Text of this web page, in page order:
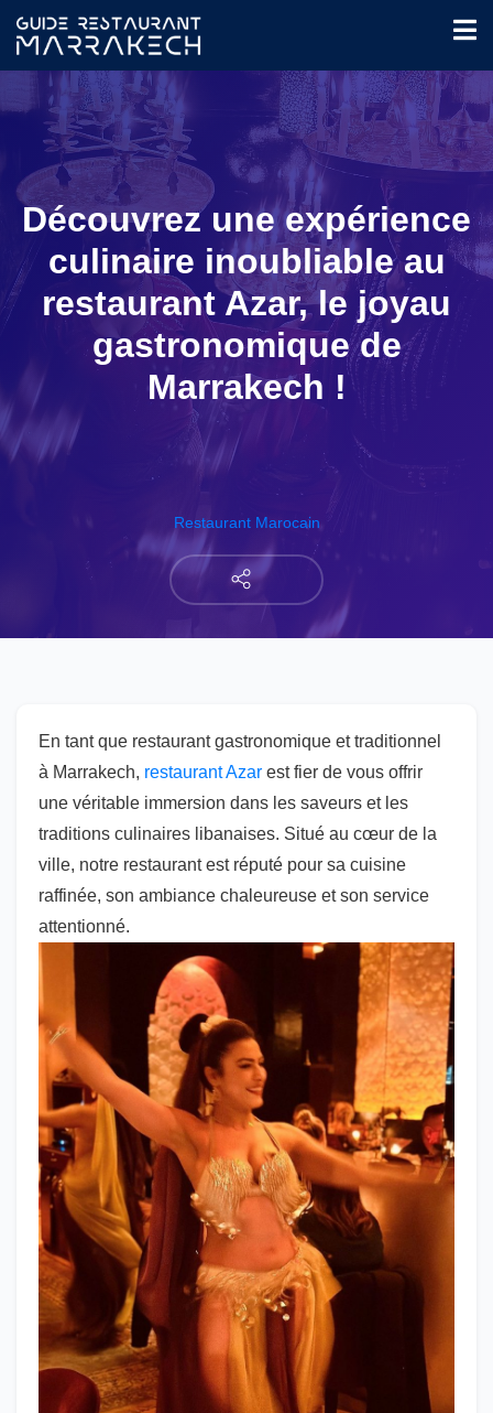
Découvrez une expérience
culinaire inoubliable au
restaurant Azar, le joyau
gastronomique de
Marrakech !
Restaurant Marocain
En tant que restaurant gastronomique et traditionnel
à Marrakech, restaurant Azar est fier de vous offrir
une véritable immersion dans les saveurs et les
traditions culinaires libanaises. Situé au cœur de la
ville, notre restaurant est réputé pour sa cuisine
raffinée, son ambiance chaleureuse et son service
attentionné.